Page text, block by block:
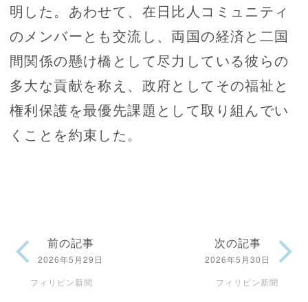
明した。あわせて、在日比人コミュニティ
のメンバーとも交流し、両国の経済と二国
間関係の懸け橋として尽力している彼らの
多大な貢献を称え、政府としてその福祉と
権利保護を最優先課題として取り組んでい
くことを約束した。
前の記事
2026年5月29日
フィリピン新聞
次の記事
2026年5月30日
フィリピン新聞